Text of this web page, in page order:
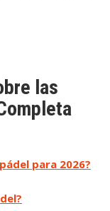
las
para 2026?